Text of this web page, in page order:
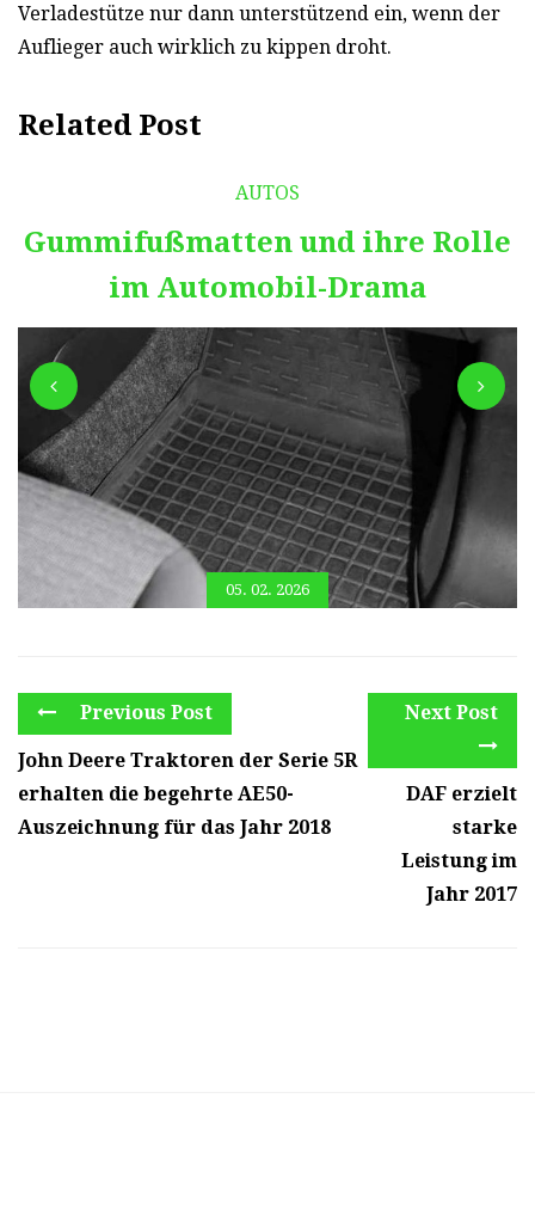
Verladestütze nur dann unterstützend ein, wenn der
Auflieger auch wirklich zu kippen droht.
Related Post
AUTOS
Gummifußmatten und ihre Rolle
im Automobil-Drama
05. 02. 2026
Previous Post
John Deere Traktoren der Serie 5R
erhalten die begehrte AE50-
Auszeichnung für das Jahr 2018
Next Post
DAF erzielt
starke
Leistung im
Jahr 2017